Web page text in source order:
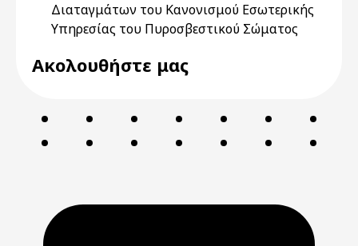
Διαταγμάτων του Κανονισμού Εσωτερικής
Υπηρεσίας του Πυροσβεστικού Σώματος
Ακολουθήστε μας